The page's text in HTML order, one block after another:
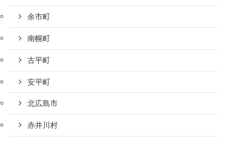
余市町
南幌町
古平町
安平町
北広島市
赤井川村